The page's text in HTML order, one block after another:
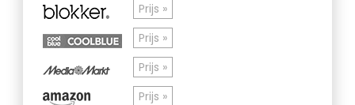
Prijs »
Prijs »
Prijs »
Prijs »